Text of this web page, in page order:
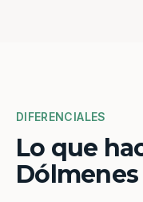
DIFERENCIALES
Lo que
Dólmenes